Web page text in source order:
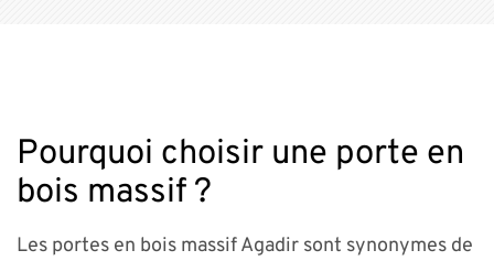
Pourquoi choisir une porte en
bois massif ?
Les portes en bois massif Agadir sont synonymes de